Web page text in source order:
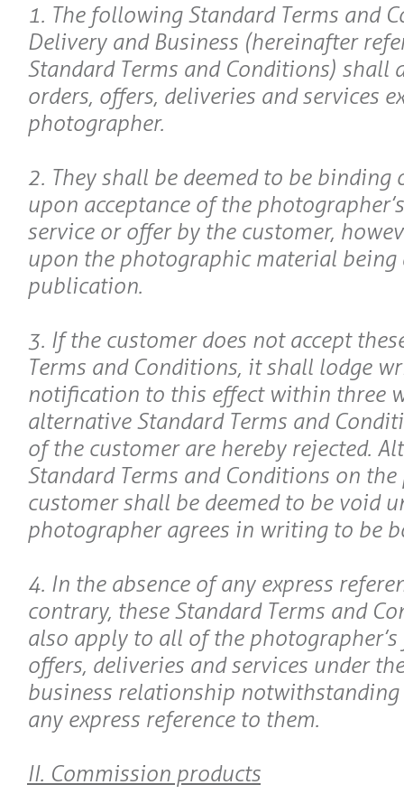
1. The following Standard Terms and
Delivery and Business (hereinafter
Standard Terms and Conditions) shall
orders, offers, deliveries and services
photographer.
2. They shall be deemed to be binding
upon acceptance of the
service or offer by the customer,
upon the photographic material being
publication.
3. If the customer does not accept
Terms and Conditions, it shall lodge
notification to this effect within three
alternative Standard Terms and
of the customer are hereby rejected.
Standard Terms and Conditions on
customer shall be deemed to be void
photographer agrees in writing to be
4. In the absence of any express
contrary, these Standard Terms and
also apply to all of the
offers, deliveries and services under
business relationship notwithstanding
any express reference to them.
II. Commission products